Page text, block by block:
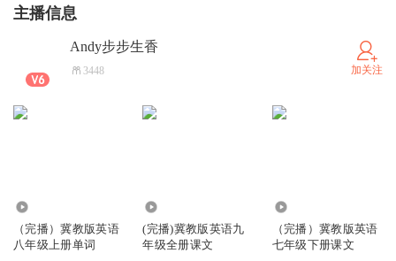
主播信息
Andy步步生香
3448 加关注
（完播）冀教版英语
八年级上册单词
(完播)冀教版英语九
年级全册课文
（完播）冀教版英语
七年级下册课文